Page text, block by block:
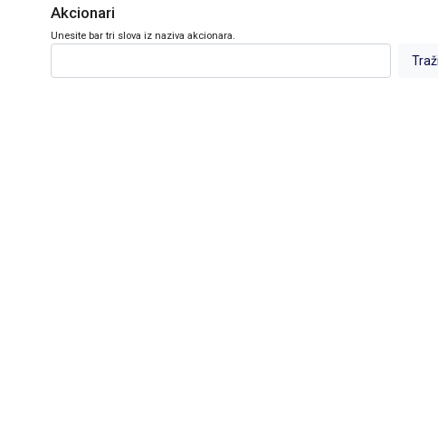
Akcionari
Unesite bar tri slova iz naziva akcionara.